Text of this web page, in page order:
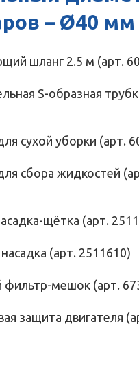
– Ø40 мм
шланг 2.5 м (арт.
S-образная
сухой уборки (арт.
сбора жидкостей
щётка (арт.
(арт. 2511610)
фильтр-мешок (арт.
защита двигателя